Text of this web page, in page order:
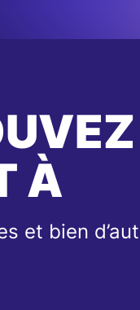
À
et bien